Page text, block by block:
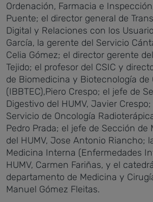
Ordenación, Farmacia e
Puente; el director general de
Digital y Relaciones con los
García, la gerente del Servicio
Celia Gómez; el director gerente
Tejido; el profesor del CSIC y
de Biomedicina y Biotecnología de
(IBBTEC),Piero Crespo; el jefe de
Digestivo del HUMV, Javier
Servicio de Oncología
Pedro Prada; el jefe de Sección de
del HUMV, Jose Antonio Riancho;
Medicina Interna (Enfermedades
HUMV, Carmen Fariñas, y el
departamento de Medicina y
Manuel Gómez Fleitas.